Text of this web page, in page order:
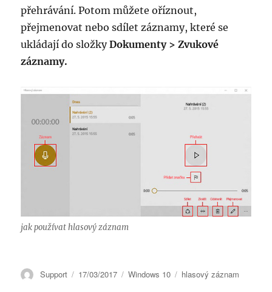
přehrávání. Potom můžete oříznout,
přejmenovat nebo sdílet záznamy, které se
ukládají do složkyDokumenty > Zvukové
záznamy.
jak používat hlasový záznam
Autor:
Support Publikováno:
17/03/2017 Rubriky:
Windows 10 Štítky:
hlasový záznam